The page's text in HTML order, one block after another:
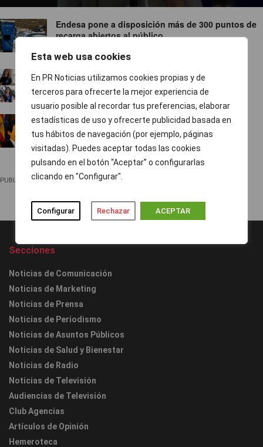
Esta web usa cookies
En PR Noticias utilizamos cookies propias y de
terceros para ofrecerte la mejor experiencia de
usuario posible al recordar tus preferencias, elaborar
estadísticas de uso y ofrecerte publicidad basada en
tus hábitos de navegación (por ejemplo, páginas
visitadas). Puedes aceptar todas las cookies
pulsando en el botón “Aceptar” o configurarlas
clicando en "Configurar".
Configurar Rechazar ACEPTAR
Endesa pone a disposición más de 300 puntos de
recarga abiertos al público
TVE ejecuta un nuevo baile de corresponsales
07/08/2026
Ropa para socialistas
07/08/2026
PUBLICIDAD
Secciones
Noticias de Comunicación
Noticias de Marketing
Noticias de Prensa
Noticias de Periodismo
Noticias de Asuntos Públicos
Noticias de Salud y Bienestar
Noticias de Radio
Noticias de Televisión
Audiencias de Televisión
Club Agencias
Artículos de Opinión
Hemeroteca